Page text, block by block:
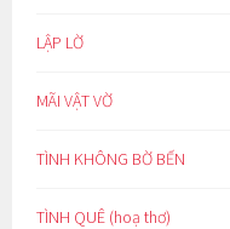
LẬP LỜ
MÃI VẬT VỜ
TÌNH KHÔNG BỜ BẾN
TÌNH QUÊ (hoạ thơ)